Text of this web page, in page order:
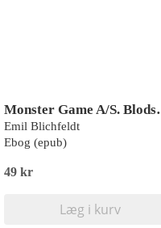
Emil Blichfeldt
Ebog (epub)
49 kr
Læg i kurv